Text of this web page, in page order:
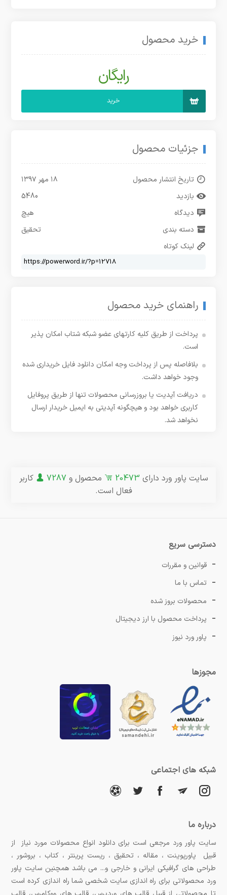
خرید محصول
رایگان
خرید
جزئیات محصول
تاریخ انتشار محصول
۱۸ مهر ۱۳۹۷
بازدید
5480
دیدگاه
هیچ
دسته بندی
تحقیق
لینک کوتاه
راهنمای خرید محصول
پرداخت از طریق کلیه کارتهای عضو شبکه شتاب امکان پذیر
است.
بلافاصله پس از پرداخت وجه امکان دانلود فایل خریداری شده
وجود خواهد داشت.
دریافت آپدیت یا بروزرسانی محصولات تنها از طریق پروفایل
کاربری خواهد بود و هیچگونه آپدیتی به ایمیل خریدار ارسال
نخواهد شد.
سایت پاور ورد دارای 20473 محصول و7287
کاربر
فعال است.
دسترسی سریع
قوانین و مقررات
تماس با ما
محصولات بروز شده
پرداخت محصول با ارز دیجیتال
پاور ورد نیوز
مجوزها
شبکه های اجتماعی
درباره ما
سایت پاور ورد مرجعی است برای دانلود انواع محصولات مورد نیاز از
قبیل پاورپوینت ، مقاله ، تحقیق ، ریست پرینتر ، کتاب ، بروشور ،
طراحی های گرافیکی ایرانی و خارجی و... می باشد همچنین سایت پاور
ورد محصولاتی برای راه اندازی سایت شخصی شما راه اندازی کرده است